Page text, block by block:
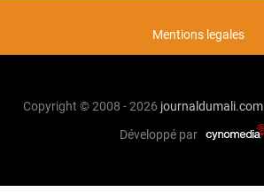
Mentions legales
Copyright © 2008 - 2026 journaldumali.com
Développé par